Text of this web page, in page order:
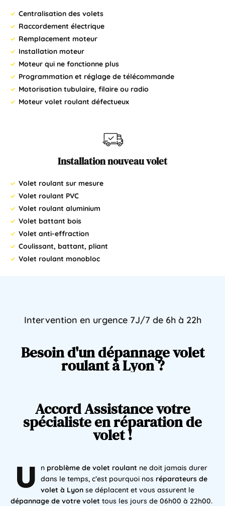
Centralisation des volets
Raccordement électrique
Remplacement moteur
Installation moteur
Moteur qui ne fonctionne plus
Programmation et réglage de télécommande
Motorisation tubulaire, filaire ou radio
Moteur volet roulant défectueux
Installation nouveau volet
Volet roulant sur mesure
Volet roulant PVC
Volet roulant aluminium
Volet battant bois
Volet anti-effraction
Coulissant, battant, pliant
Volet roulant monobloc
Intervention en urgence 7J/7 de 6h à 22h
Besoind'undépannagevolet
roulantàLyon?
AccordAssistancevotre
spécialisteenréparationde
volet!
U n problème de volet roulant ne doit jamais durer
dans le temps, c’est pourquoi nos réparateurs de
volet à Lyon se déplacent et vous assurent le
dépannage de votre volet tous les jours de 06h00 à 22h00.